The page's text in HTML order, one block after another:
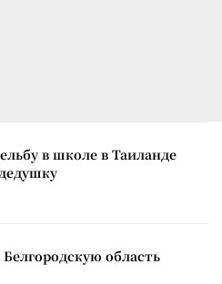
в школе в Таиланде
область